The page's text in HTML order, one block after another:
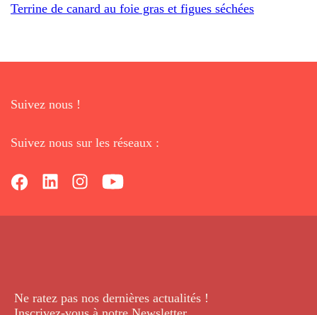
Terrine de canard au foie gras et figues séchées
Suivez nous !
Suivez nous sur les réseaux :
Ne ratez pas nos dernières actualités !